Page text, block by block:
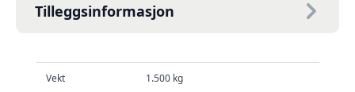
Tilleggsinformasjon
Vekt 1.500 kg